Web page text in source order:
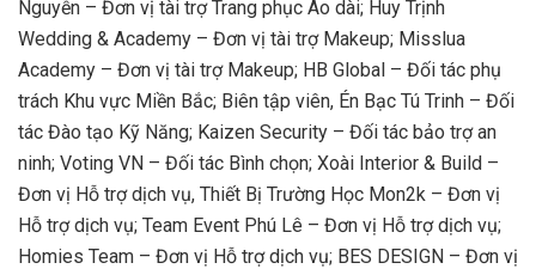
Nguyễn – Đơn vị tài trợ Trang phục Áo dài; Huy Trịnh
Wedding & Academy – Đơn vị tài trợ Makeup; Misslua
Academy – Đơn vị tài trợ Makeup; HB Global – Đối tác phụ
trách Khu vực Miền Bắc; Biên tập viên, Én Bạc Tú Trinh – Đối
tác Đào tạo Kỹ Năng; Kaizen Security – Đối tác bảo trợ an
ninh; Voting VN – Đối tác Bình chọn; Xoài Interior & Build –
Đơn vị Hỗ trợ dịch vụ, Thiết Bị Trường Học Mon2k – Đơn vị
Hỗ trợ dịch vụ; Team Event Phú Lê – Đơn vị Hỗ trợ dịch vụ;
Homies Team – Đơn vị Hỗ trợ dịch vụ; BES DESIGN – Đơn vị